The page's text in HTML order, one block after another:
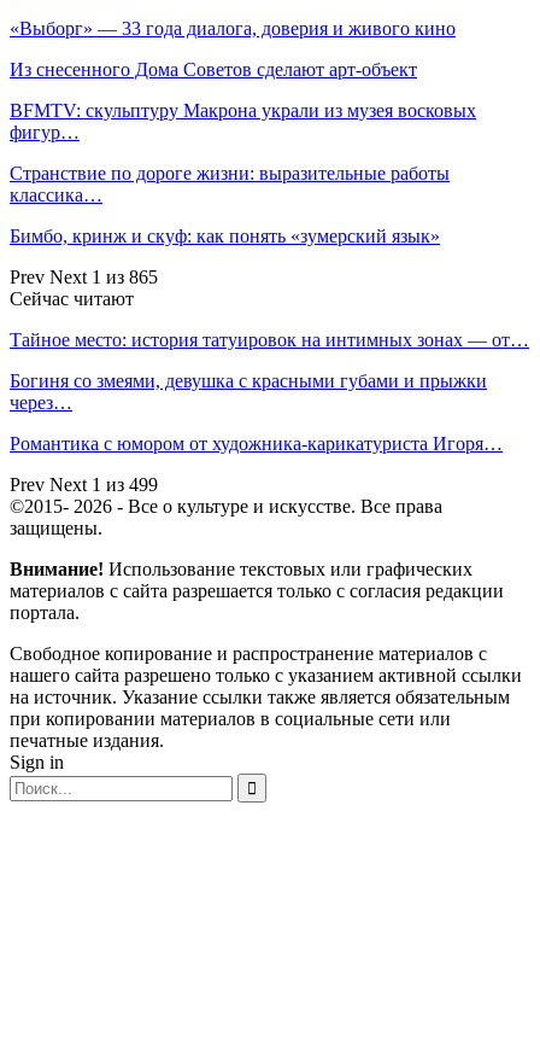
«Выборг» — 33 года диалога, доверия и живого кино
Из снесенного Дома Советов сделают арт-объект
BFMTV: скульптуру Макрона украли из музея восковых
фигур…
Странствие по дороге жизни: выразительные работы
классика…
Бимбо, кринж и скуф: как понять «зумерский язык»
Prev Next 1 из 865
Сейчас читают
Тайное место: история татуировок на интимных зонах — от…
Богиня со змеями, девушка с красными губами и прыжки
через…
Романтика с юмором от художника-карикатуриста Игоря…
Prev Next 1 из 499
©2015- 2026 - Все о культуре и искусстве. Все права
защищены.
Внимание! Использование текстовых или графических
материалов с сайта разрешается только c согласия редакции
портала.
Свободное копирование и распространение материалов с
нашего сайта разрешено только с указанием активной ссылки
на источник. Указание ссылки также является обязательным
при копировании материалов в социальные сети или
печатные издания.
Sign in